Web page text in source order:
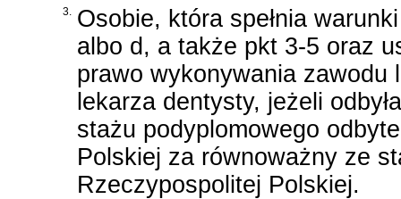
3. Osobie, która spełnia
albo d, a także pkt 3-5 oraz
prawo wykonywania zawodu
lekarza dentysty, jeżeli
stażu podyplomowego
Polskiej za równoważny ze
Rzeczypospolitej Polskiej.